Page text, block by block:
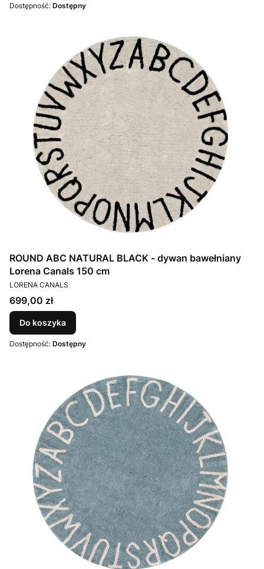
Dostępność: Dostępny
ROUND ABC NATURAL BLACK - dywan bawełniany
Lorena Canals 150 cm
PRODUCENT
LORENA CANALS
Cena
699,00 zł
Do koszyka
Dostępność: Dostępny